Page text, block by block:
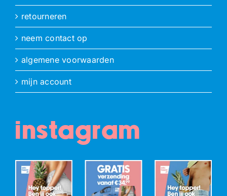
retourneren
neem contact op
algemene voorwaarden
mijn account
instagram